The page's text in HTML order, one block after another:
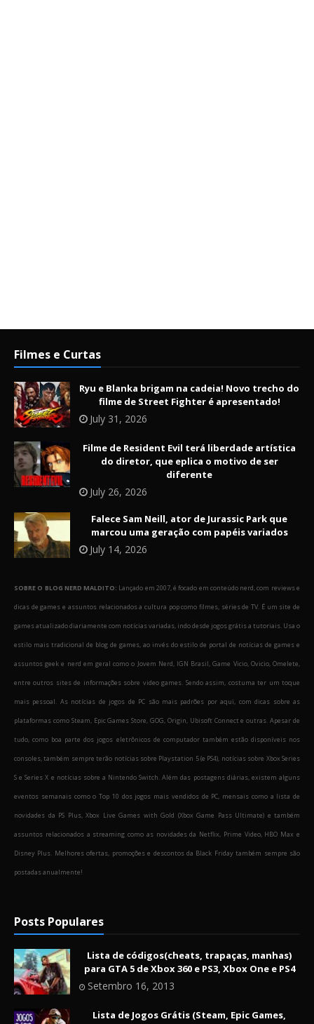
Filmes e Curtas
Ryu e Blanka brigam na cadeia! Novo trecho do
filme de Street Fighter é apresentado!
July 31, 2026
Filme de Resident Evil terá liberdade artística
do diretor, que eplica o motivo de ser
diferente
July 26, 2026
Falece Sam Neill, ator de Jurassic Park que
marcou uma geração com papéis variados
July 14, 2026
SOBRE O BLOG NERD MALDITO: Lançado em 2007, é focado em conteúdo nerd, com reviews e
dicas de games e assuntos relacionados a cultura pop como filmes, séries de TV. É um site de
games atualizado diariamente com notícias variadas, indo desde jogos grátis a tutoriais. Usa o
estilo mais tradicional de blog de games, ao invés do estilo de portal de notícias de games e
assuntos geek e nerd em geral como o Jovem Nerd, IGN Brasil, Game Vicio, Ovicio, Omelete,
entre outros sites de informações sobre video games. Sendo assim, costuma ter um toque
mais pessoal. As notícias de jogos de PC são mais padrões por aqui, com dicas sobre as
plataformas como Steam, Epic Games Store, GOG, Origin, Ubisoft Connect e outras. Apesar de
tudo, como boa parte dos jogos eletrônicos de computador também estão disponíveis nos
consoles, também sempre terão notícias sobre Playstation 5 (e PS4), notícias sobre Xbox Series
S e Series X e notícias sobre a Nintendo Switch. Além das postagens diárias, existem alguns
eventos semanais como o Top 10 dos jogos mais vendidos de PC, mensais como a lista de
novidades da PS Plus, Xbox Live Games with Gold (Xbox Game Pass Ultimate) e também
assuntos relacionados a streaming como as novidades da Netflix, Prime Video, HBO Max e
Disney Plus. Melhores ofertas, promoções e descontos da Black Friday também sempre são
postadas anualmente!
Posts Populares
Lista de códigos(cheats, trapaças, manhas)
para GTA 5 de Xbox 360 e PS3, Xbox One e PS4
Setembro 16, 2013
Lista de Jogos Grátis (Steam, Epic Games,